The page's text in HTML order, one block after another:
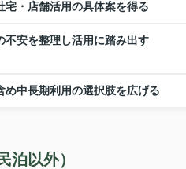
宅・店舗活用の具体案を得る
不安を整理し活用に踏み出す
め中長期利用の選択肢を広げる
泊以外）